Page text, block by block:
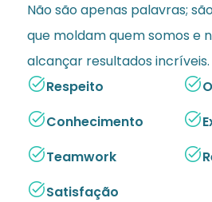
Não são apenas palavras;
que moldam quem somos e
alcançar resultados incríveis.
task_altRespeito task_alt
task_altConhecimento task_alt
task_altTeamwork task_alt
task_altSatisfação